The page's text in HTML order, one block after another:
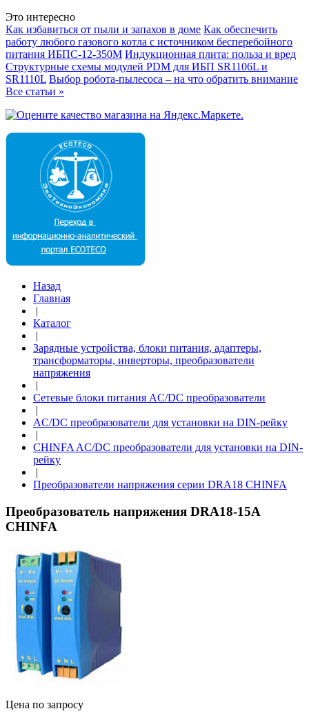
Это интересно
Как избавиться от пыли и запахов в доме Как обеспечить
работу любого газового котла с источником бесперебойного
питания ИБПС-12-350М Индукционная плита: польза и вред
Структурные схемы модулей PDM для ИБП SR1106L и
SR1110L Выбор робота-пылесоса – на что обратить внимание
Все статьи »
Назад
Главная
|
Каталог
|
Зарядные устройства, блоки питания, адаптеры,
трансформаторы, инверторы, преобразователи
напряжения
|
Сетевые блоки питания AC/DC преобразователи
|
AC/DC преобразователи для установки на DIN-рейку
|
CHINFA AC/DC преобразователи для установки на DIN-
рейку
|
Преобразователи напряжения серии DRA18 CHINFA
Преобразователь напряжения DRA18-15A
CHINFA
Цена по запросу